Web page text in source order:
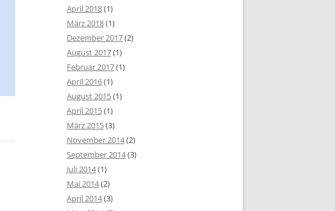
April 2018(1)
März 2018(1)
Dezember 2017(2)
August 2017(1)
Februar 2017(1)
April 2016(1)
August 2015(1)
April 2015(1)
März 2015(3)
November 2014(2)
September 2014(3)
Juli 2014(1)
Mai 2014(2)
April 2014(3)